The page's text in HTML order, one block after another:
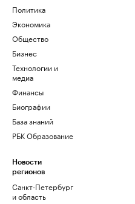
Политика
Экономика
Общество
Бизнес
Технологии и
медиа
Финансы
Биографии
База знаний
РБК Образование
Новости
регионов
Санкт-Петербург
и область